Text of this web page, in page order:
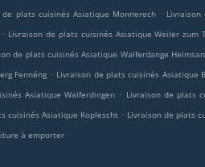
de plats cuisinés Asiatique Monnerech . Livraison
. Livraison de plats cuisinés Asiatique Weiler zum
de plats cuisinés Asiatique Walferdange
Fennéng . Livraison de plats cuisinés Asiatique
Asiatique Walferdingen . Livraison de plats
cuisinés Asiatique Koplescht . Livraison de plats
à emporter